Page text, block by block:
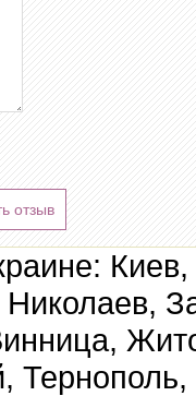
отзыв
Тернополь,